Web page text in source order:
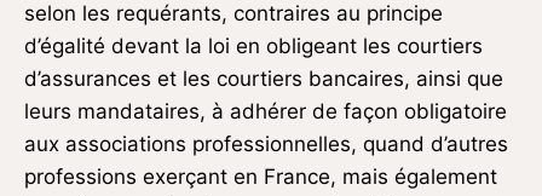
selon les requérants, contraires au principe
d’égalité devant la loi en obligeant les courtiers
d’assurances et les courtiers bancaires, ainsi que
leurs mandataires, à adhérer de façon obligatoire
aux associations professionnelles, quand d’autres
professions exerçant en France, mais également